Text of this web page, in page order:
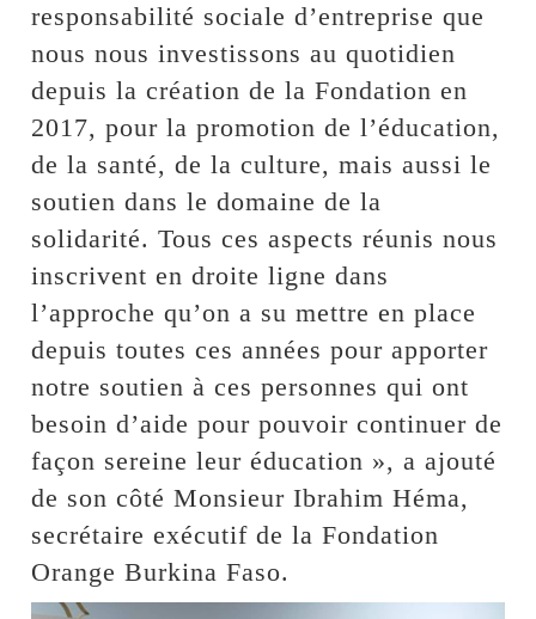
responsabilité sociale d’entreprise que
nous nous investissons au quotidien
depuis la création de la Fondation en
2017, pour la promotion de l’éducation,
de la santé, de la culture, mais aussi le
soutien dans le domaine de la
solidarité. Tous ces aspects réunis nous
inscrivent en droite ligne dans
l’approche qu’on a su mettre en place
depuis toutes ces années pour apporter
notre soutien à ces personnes qui ont
besoin d’aide pour pouvoir continuer de
façon sereine leur éducation », a ajouté
de son côté Monsieur Ibrahim Héma,
secrétaire exécutif de la Fondation
Orange Burkina Faso.